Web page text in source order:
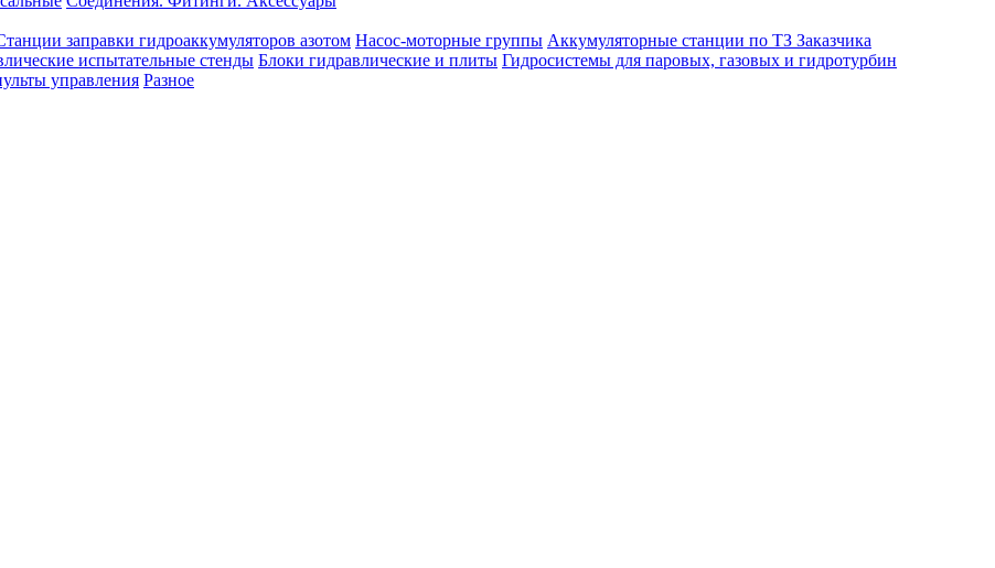
заправки гидроаккумуляторов азотом Насос-моторные группы Аккумуляторные станции по ТЗ Заказчика
испытательные стенды Блоки гидравлические и плиты Гидросистемы для паровых, газовых и гидротурбин
управления Разное